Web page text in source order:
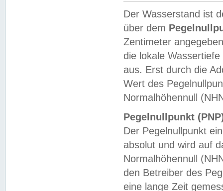
Der Wasserstand ist
über dem
Zentimeter
die lokale
aus. Erst durch die
Wert des
Normalhöhennull
Pegelnullpunkt
Der Pegelnullpunkt
absolut und wird auf
Normalhöhennull
den Betreiber des
eine lange Zeit